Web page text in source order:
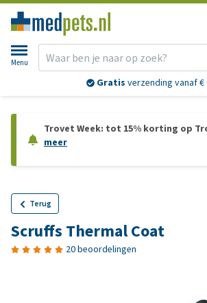
Menu
Gratis verzending vanaf €
Trovet Week: tot 15% korting op
meer
Terug
Scruffs Thermal Coat
20 beoordelingen